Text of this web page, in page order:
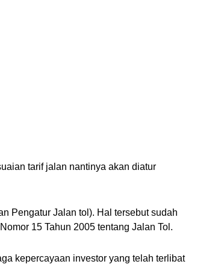
tarif jalan nantinya akan diatur
Pengatur Jalan tol). Hal tersebut sudah
15 Tahun 2005 tentang Jalan Tol.
kepercayaan investor yang telah terlibat